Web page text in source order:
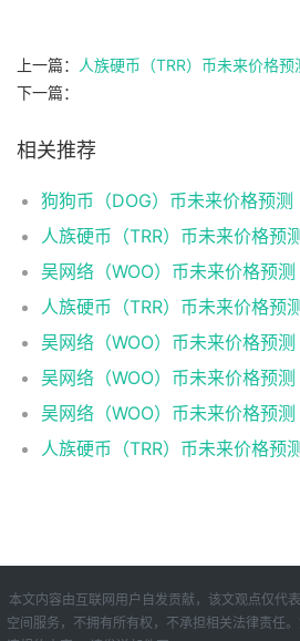
上一篇：
人族硬币（TRR）币未来价格预
下一篇：
相关推荐
本文内容由互联网用户自发贡献，该文观点仅代
空间服务，不拥有所有权，不承担相关法律责任